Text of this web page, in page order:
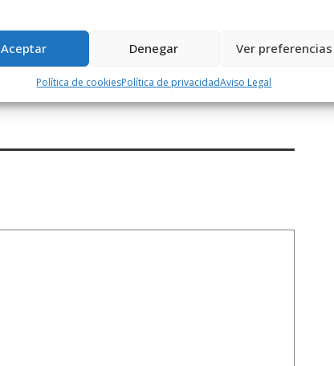
Aceptar Denegar Ver preferencias
Política de cookiesPolítica de privacidadAviso Legal
La Consejería de Fomento y Política
Territorial ...